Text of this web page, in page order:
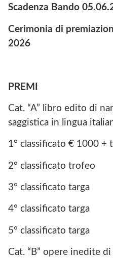
Scadenza Bando
Cerimonia di
2026
PREMI
Cat. “A” libro edito di
saggistica in lingua
1° classificato € 1000 +
2° classificato trofeo
3° classificato targa
4° classificato targa
5° classificato targa
Cat. “B” opere inedite